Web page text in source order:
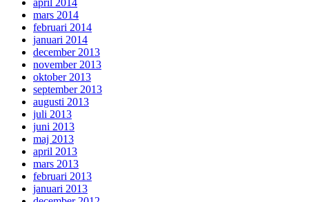
mars 2014
februari 2014
januari 2014
december 2013
november 2013
oktober 2013
september 2013
augusti 2013
juli 2013
juni 2013
maj 2013
april 2013
mars 2013
februari 2013
januari 2013